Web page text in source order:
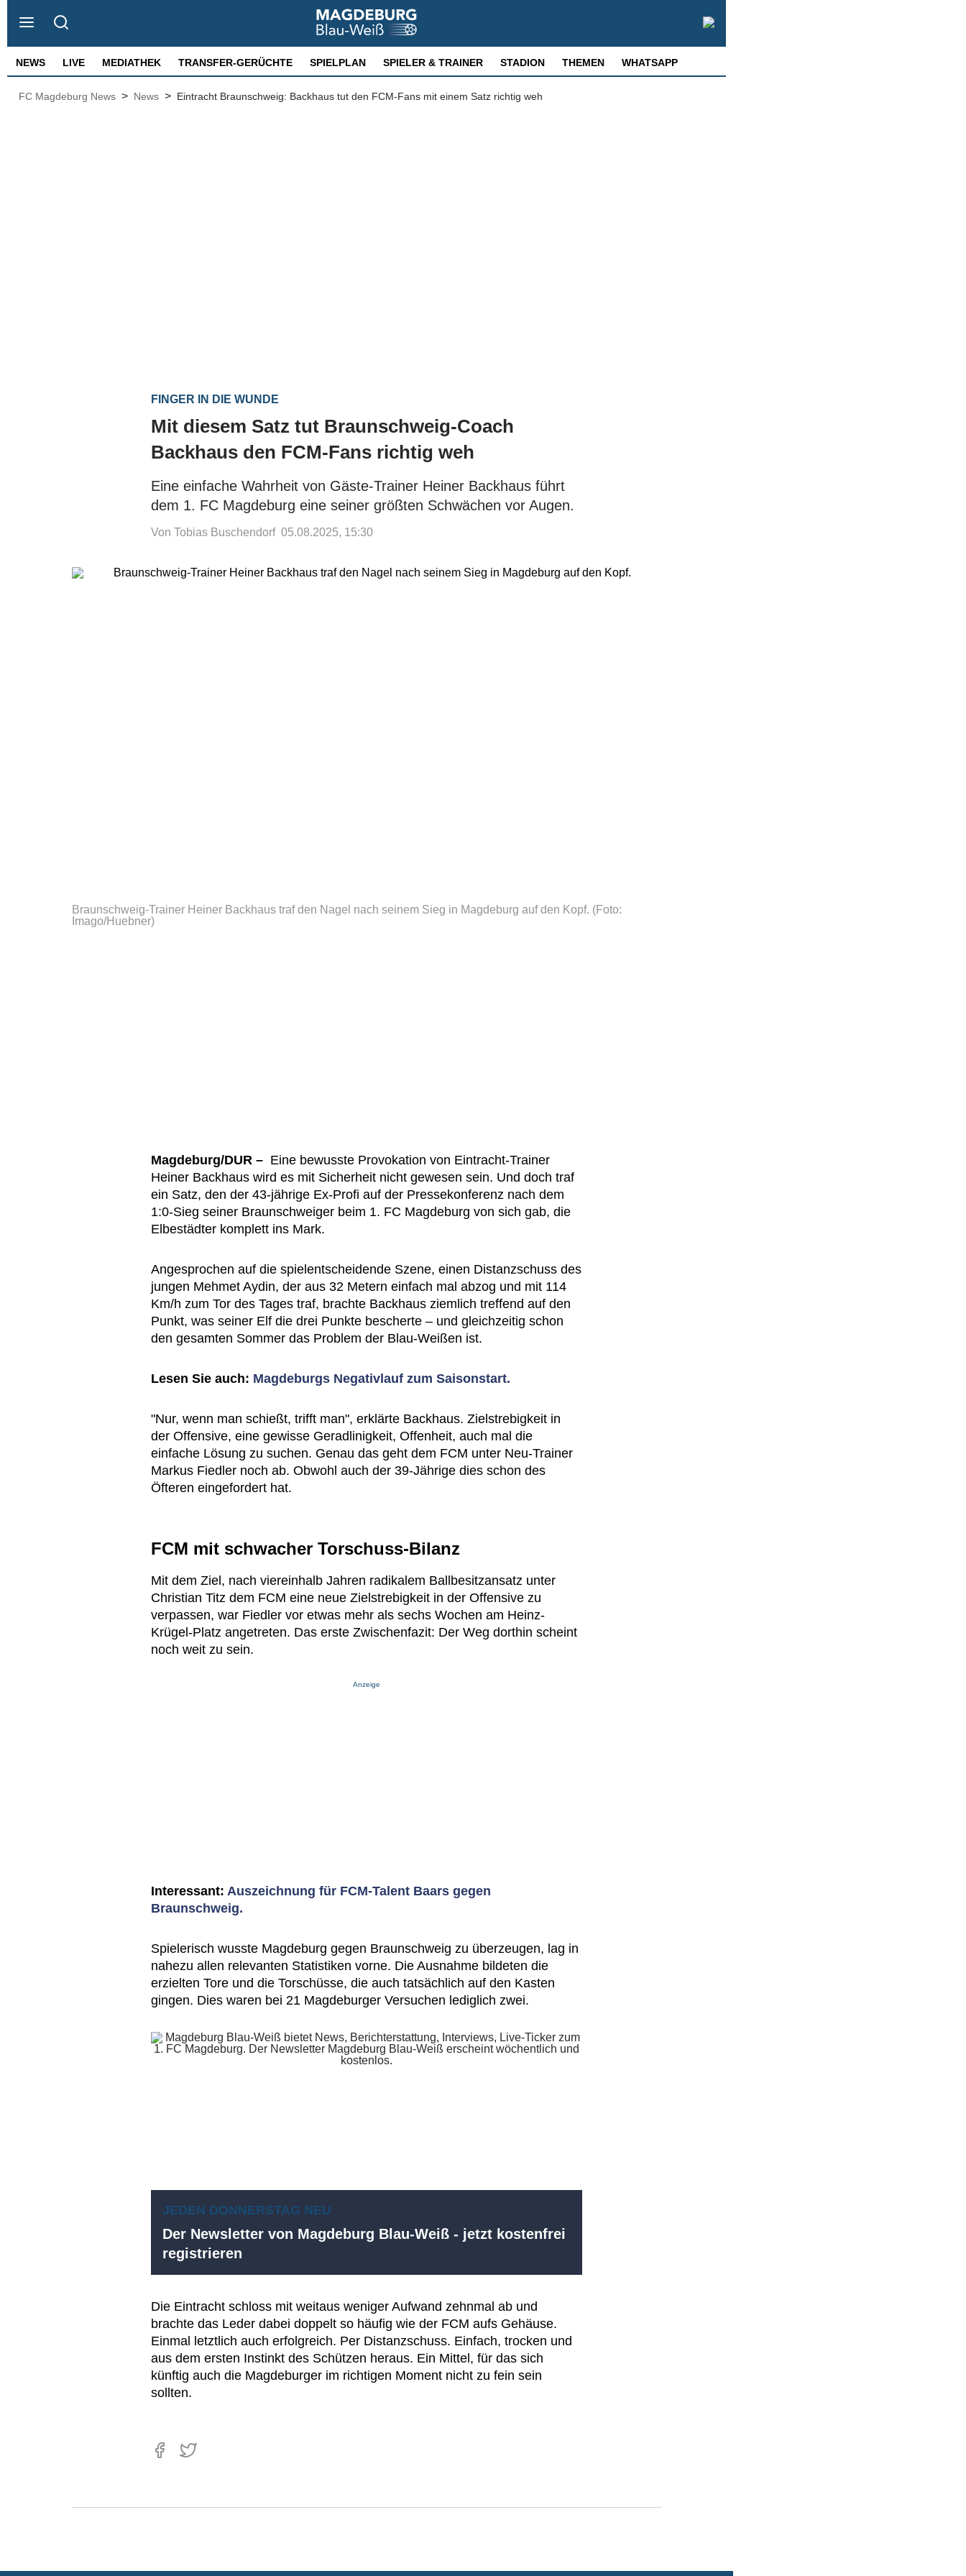
NEWS LIVE MEDIATHEK TRANSFER-GERÜCHTE SPIELPLAN SPIELER & TRAINER STADION THEMEN WHATSAPP
FC Magdeburg News > News > Eintracht Braunschweig: Backhaus tut den FCM-Fans mit einem Satz richtig weh
FINGER IN DIE WUNDE
Mit diesem Satz tut Braunschweig-Coach
Backhaus den FCM-Fans richtig weh
Eine einfache Wahrheit von Gäste-Trainer Heiner Backhaus führt
dem 1. FC Magdeburg eine seiner größten Schwächen vor Augen.
Von Tobias Buschendorf 05.08.2025, 15:30
Braunschweig-Trainer Heiner Backhaus traf den Nagel nach seinem Sieg in Magdeburg auf den Kopf. (Foto:
Imago/Huebner)
Magdeburg/DUR – Eine bewusste Provokation von Eintracht-Trainer
Heiner Backhaus wird es mit Sicherheit nicht gewesen sein. Und doch traf
ein Satz, den der 43-jährige Ex-Profi auf der Pressekonferenz nach dem
1:0-Sieg seiner Braunschweiger beim 1. FC Magdeburg von sich gab, die
Elbestädter komplett ins Mark.
Angesprochen auf die spielentscheidende Szene, einen Distanzschuss des
jungen Mehmet Aydin, der aus 32 Metern einfach mal abzog und mit 114
Km/h zum Tor des Tages traf, brachte Backhaus ziemlich treffend auf den
Punkt, was seiner Elf die drei Punkte bescherte – und gleichzeitig schon
den gesamten Sommer das Problem der Blau-Weißen ist.
Lesen Sie auch: Magdeburgs Negativlauf zum Saisonstart.
"Nur, wenn man schießt, trifft man", erklärte Backhaus. Zielstrebigkeit in
der Offensive, eine gewisse Geradlinigkeit, Offenheit, auch mal die
einfache Lösung zu suchen. Genau das geht dem FCM unter Neu-Trainer
Markus Fiedler noch ab. Obwohl auch der 39-Jährige dies schon des
Öfteren eingefordert hat.
FCM mit schwacher Torschuss-Bilanz
Mit dem Ziel, nach viereinhalb Jahren radikalem Ballbesitzansatz unter
Christian Titz dem FCM eine neue Zielstrebigkeit in der Offensive zu
verpassen, war Fiedler vor etwas mehr als sechs Wochen am Heinz-
Krügel-Platz angetreten. Das erste Zwischenfazit: Der Weg dorthin scheint
noch weit zu sein.
Anzeige
Interessant: Auszeichnung für FCM-Talent Baars gegen
Braunschweig.
Spielerisch wusste Magdeburg gegen Braunschweig zu überzeugen, lag in
nahezu allen relevanten Statistiken vorne. Die Ausnahme bildeten die
erzielten Tore und die Torschüsse, die auch tatsächlich auf den Kasten
gingen. Dies waren bei 21 Magdeburger Versuchen lediglich zwei.
JEDEN DONNERSTAG NEU
Der Newsletter von Magdeburg Blau-Weiß - jetzt kostenfrei
registrieren
Die Eintracht schloss mit weitaus weniger Aufwand zehnmal ab und
brachte das Leder dabei doppelt so häufig wie der FCM aufs Gehäuse.
Einmal letztlich auch erfolgreich. Per Distanzschuss. Einfach, trocken und
aus dem ersten Instinkt des Schützen heraus. Ein Mittel, für das sich
künftig auch die Magdeburger im richtigen Moment nicht zu fein sein
sollten.